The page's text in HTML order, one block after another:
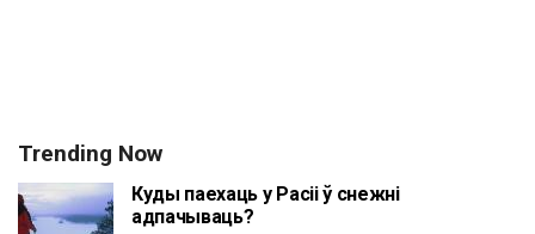
Trending Now
Куды паехаць у Расіі ў снежні
адпачываць?